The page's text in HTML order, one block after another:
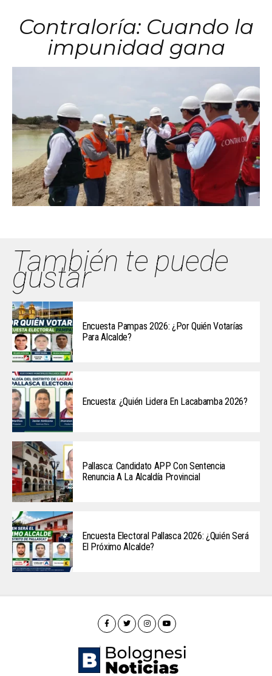
Contraloría: Cuando la
impunidad gana
También te puede
gustar
Encuesta Pampas 2026: ¿Por Quién Votarías
Para Alcalde?
Encuesta: ¿Quién Lidera En Lacabamba 2026?
Pallasca: Candidato APP Con Sentencia
Renuncia A La Alcaldía Provincial
Encuesta Electoral Pallasca 2026: ¿Quién Será
El Próximo Alcalde?